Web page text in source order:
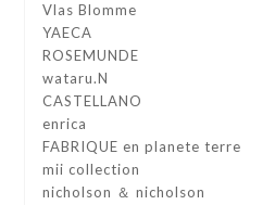
Vlas Blomme
YAECA
ROSEMUNDE
wataru.N
CASTELLANO
enrica
FABRIQUE en planete terre
mii collection
nicholson ＆ nicholson